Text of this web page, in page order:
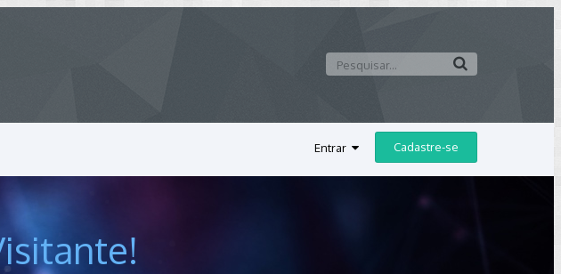
Entrar Cadastre-se